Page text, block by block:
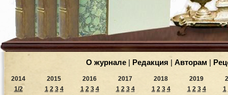
О журнале | Редакция | Авторам |
2014
1/2
2015
1 2 3 4
2016
1 2 3 4
2017
1 2 3 4
2018
1 2 3 4
2019
1 2 3 4
1